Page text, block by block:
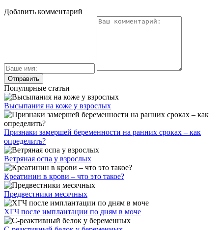
Добавить комментарий
Популярные статьи
Высыпания на коже у взрослых
Признаки замершей беременности на ранних сроках – как
определить?
Ветряная оспа у взрослых
Креатинин в крови – что это такое?
Предвестники месячных
ХГЧ после имплантации по дням в моче